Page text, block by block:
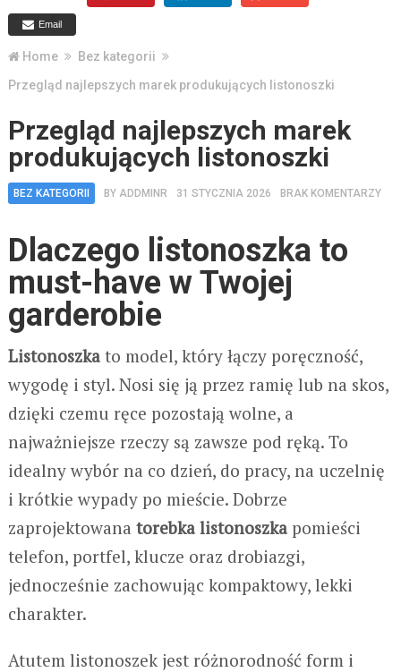
Email
Home
Bez kategorii
Przegląd najlepszych marek produkujących listonoszki
Przegląd najlepszych marek
produkujących listonoszki
BEZ KATEGORII BY ADDMINR 31 STYCZNIA 2026 BRAK KOMENTARZY
Dlaczego listonoszka to
must-have w Twojej
garderobie
Listonoszkato model, który łączy poręczność,
wygodę i styl. Nosi się ją przez ramię lub na skos,
dzięki czemu ręce pozostają wolne, a
najważniejsze rzeczy są zawsze pod ręką. To
idealny wybór na co dzień, do pracy, na uczelnię
i krótkie wypady po mieście. Dobrze
zaprojektowana torebka listonoszkapomieści
telefon, portfel, klucze oraz drobiazgi,
jednocześnie zachowując kompaktowy, lekki
charakter.
Atutem listonoszek jest różnorodność form i